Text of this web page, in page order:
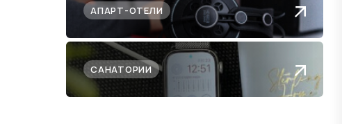
АПАРТ-ОТЕЛИ
САНАТОРИИ